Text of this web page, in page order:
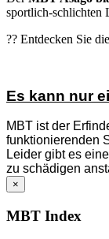
sportlich-schlichten
?? Entdecken Sie
Es kann nur
MBT ist der
funktionierenden
Leider gibt es
zu schädigen
×
MBT Index